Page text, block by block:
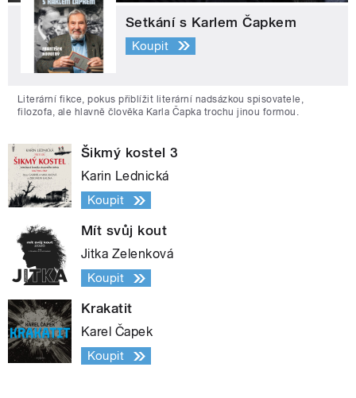
Setkání s Karlem Čapkem
Koupit
Literární fikce, pokus přiblížit literární nadsázkou spisovatele,
filozofa, ale hlavně člověka Karla Čapka trochu jinou formou.
Šikmý kostel 3
Karin Lednická
Koupit
Mít svůj kout
Jitka Zelenková
Koupit
Krakatit
Karel Čapek
Koupit